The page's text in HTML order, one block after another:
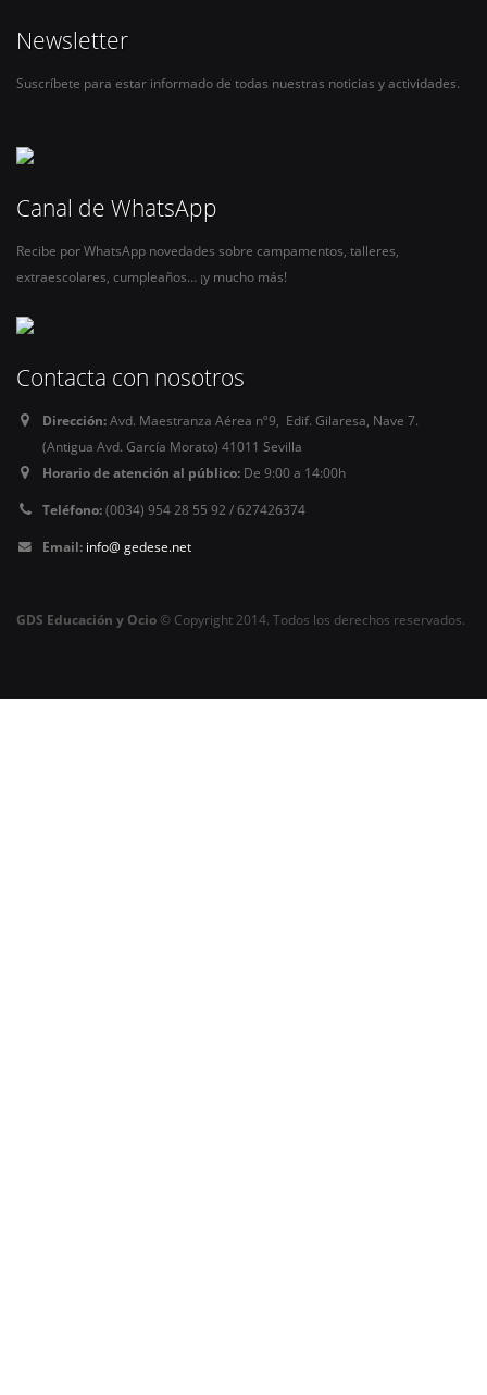
Newsletter
Suscríbete para estar informado de todas nuestras noticias y actividades.
Canal de WhatsApp
Recibe por WhatsApp novedades sobre campamentos, talleres,
extraescolares, cumpleaños… ¡y mucho más!
Contacta con nosotros
Dirección:Avd. Maestranza Aérea nº9, Edif. Gilaresa, Nave 7.
(Antigua Avd. García Morato) 41011 Sevilla
Horario de atención al público: De 9:00 a 14:00h
Teléfono:(0034) 954 28 55 92 / 627426374
Email: info@ gedese.net
GDS Educación y Ocio© Copyright 2014. Todos los derechos reservados.